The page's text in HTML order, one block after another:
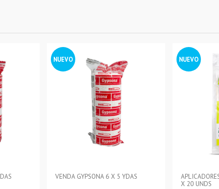
NUEVO
VENDA GYPSONA 6 X 5 YDAS
NUEVO
X 20 UNDS